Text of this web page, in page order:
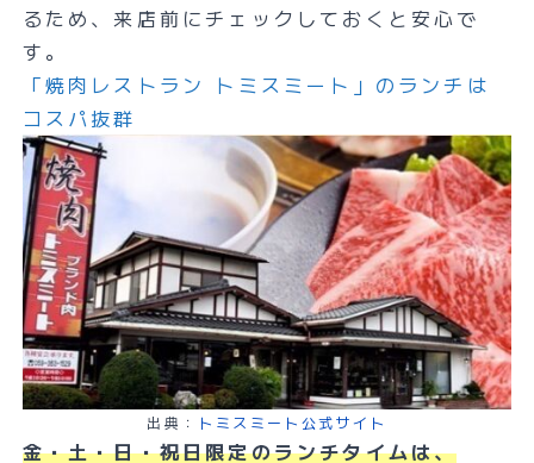
るため、来店前にチェックしておくと安心で
す。
「焼肉レストラン トミスミート」のランチは
コスパ抜群
出典： トミスミート公式サイト
金・土・日・祝日限定のランチタイムは、